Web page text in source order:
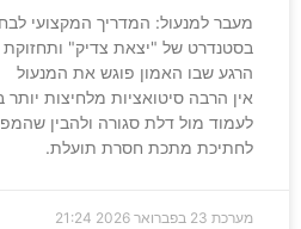
מעבר למנעול: המדריך המקצועי
בסטנדרט של "יצאת צדיק"
הרגע שבו האמון פוגש את המנעול
אין הרבה סיטואציות מלחיצות
לעמוד מול דלת סגורה ולהבין
לחתיכת מתכת חסרת תועלת.
מערכת 23 בפברואר 2026 21:24